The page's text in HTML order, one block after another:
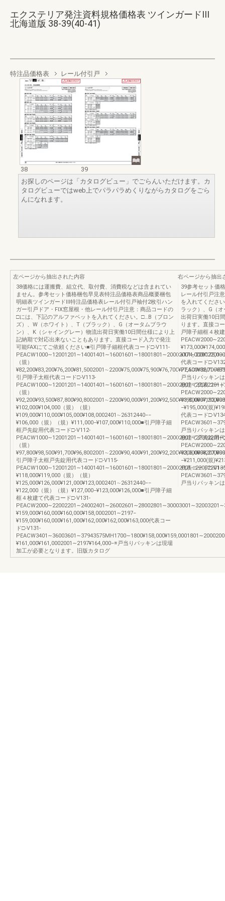
エクステリア発注資料規格価格表 ツインガードIII
北海道版 38-39(40-41)
特注品価格表 レール付引戸
38
39
お探しのページは「カタログビュー」でごらんいただけます。カ
タログビューではweb上でパラパラめくりながらカタログをごら
んになれます。
左ページから抽出された内容
38価格には運搬費、組立代、取付費、消費税などは含まれてい
ません。参考セット価格梱包早見表特注品価格表商品概要梱包
明細表ツインガードⅢ特注品価格表レール付引戸袖付2枚引ハン
ガー引戸ドア・FIX窓屋根・他レール付引戸注意：商品コードの
□には、下記のアルファベットを入れてください。□…B（ブロン
ズ）、W（ホワイト）、T（ブラック）、G（オータムブラウ
ン）、K（シャイングレー）物流出荷日実働10日間仕様により上
記納期で対応出来ないこともあります。直接コード入力で発注
可能FAXにてご依頼ください■引戸障子細框代表コード□-V111-
（規）
引戸障子太框代表コード□-V113-
（規）
¥102,000¥104,000（規）（規）
¥109,000¥110,000¥105,000¥108,0002401∼26312440−−
¥106,000（規）（規）¥111,000−¥107,000¥110,000■引戸障子細
框戸先錠用代表コード□-V112-
（規）
引戸障子太框戸先錠用代表コード□-V115-
¥118,000¥119,000（規）（規）
¥125,000¥126,000¥121,000¥123,0002401∼26312440−−
¥122,000（規）（規）¥127,000−¥123,000¥126,000■引戸障子細
框４枚建て代表コード□-V131-
¥159,000¥160,000¥160,000¥158,0002001∼2197−
¥159,000¥160,000¥161,000¥162,000¥162,000¥163,000代表コー
ド□-V131-
¥161,000¥161,0002001∼2197¥164,000−※戸当りパッキンは現場
加工が必要となります。旧版カタログ
右ページから抽出
39参考セット価
レール付引戸注
を入れてくださ
ラック）、G（
出荷日実働10日
ります。直接コ
戸障子細框４枚
代表コード□-
戸当りパッキン
枚建て代表コー
−¥195,000(規
代表コード□-
戸当りパッキン
枚建て戸先錠用
−¥211,000(規
代表コード□-
戸当りパッキン